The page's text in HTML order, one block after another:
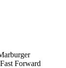
Forward